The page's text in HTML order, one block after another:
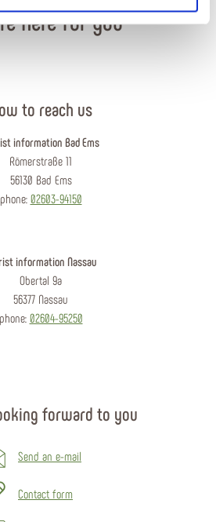
here for you
to reach us
information Bad Ems
Römerstraße 11
56130 Bad Ems
phone: 02603-94150
information Nassau
Obertal 9a
56377 Nassau
phone: 02604-95250
forward to you
Send an e-mail
Contact form